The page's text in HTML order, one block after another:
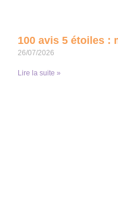
100 avis 5 étoiles :
26/07/2026
Lire la suite »